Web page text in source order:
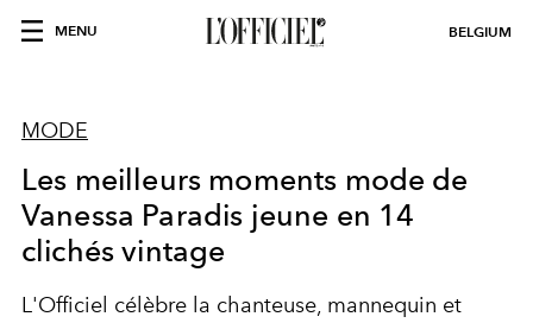
MENU BELGIUM
MODE
Les meilleurs moments mode de
Vanessa Paradis jeune en 14
clichés vintage
L'Officiel célèbre la chanteuse, mannequin et